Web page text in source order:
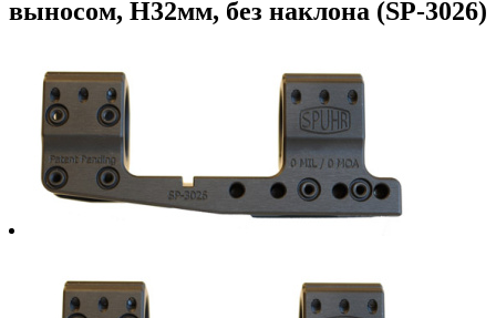
выносом, H32мм, без наклона (SP-3026)